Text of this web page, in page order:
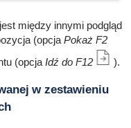
między innymi podgląd
(opcja Pokaż F2
(opcja Idź do F12 ).
w zestawieniu